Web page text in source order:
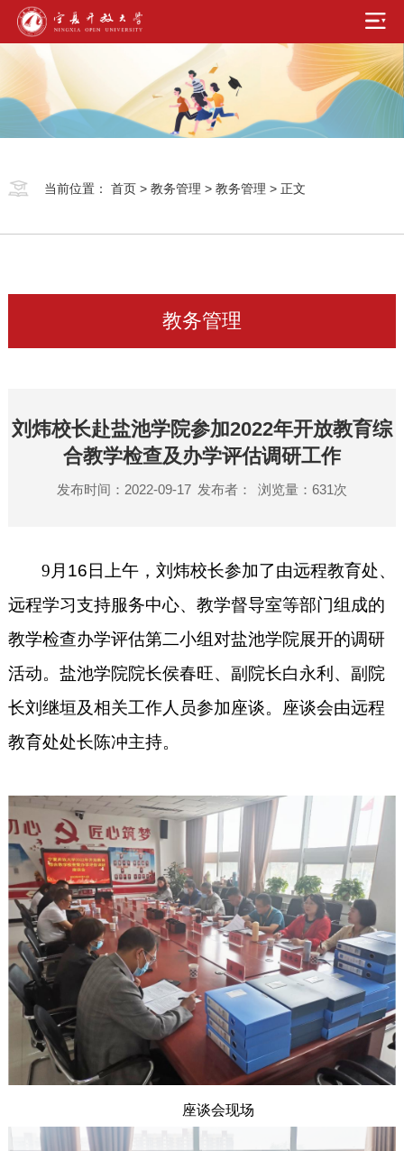
当前位置： 首页> 教务管理 > 教务管理 > 正文
教务管理
刘炜校长赴盐池学院参加2022年开放教育综
合教学检查及办学评估调研工作
发布时间：2022-09-17 发布者： 浏览量： 631次
9 月 16日上午，刘炜校长参加了由远程教育处、
远程学习支持服务中心、教学督导室等部门组成的
教学检查办学评估第二小组对盐池学院展开的调研
活动。盐池学院院长侯春旺、副院长白永利、副院
长刘继垣及相关工作人员参加座谈。座谈会由远程
教育处处长陈冲主持。
座谈会现场